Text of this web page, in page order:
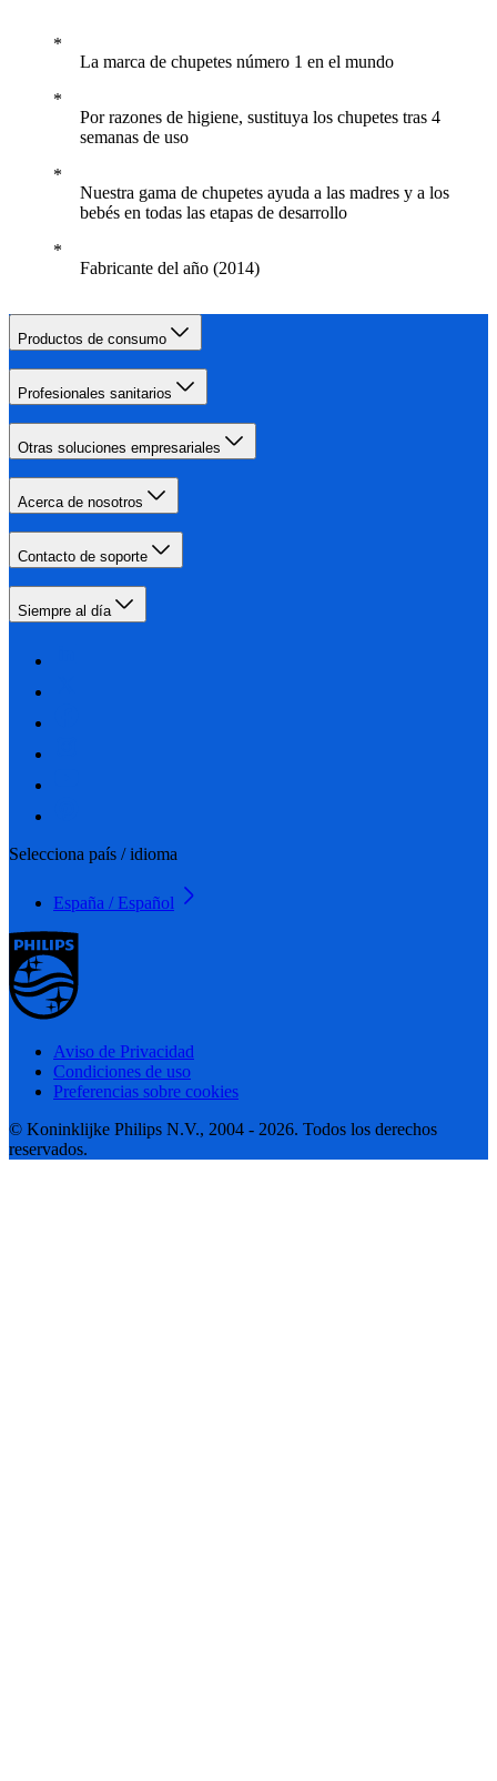
La marca de chupetes número 1 en el mundo
Por razones de higiene, sustituya los chupetes tras 4
semanas de uso
Nuestra gama de chupetes ayuda a las madres y a los
bebés en todas las etapas de desarrollo
Fabricante del año (2014)
Productos de consumo
Profesionales sanitarios
Otras soluciones empresariales
Acerca de nosotros
Contacto de soporte
Siempre al día
Selecciona país / idioma
España / Español
Aviso de Privacidad
Condiciones de uso
Preferencias sobre cookies
© Koninklijke Philips N.V., 2004 - 2026. Todos los derechos
reservados.